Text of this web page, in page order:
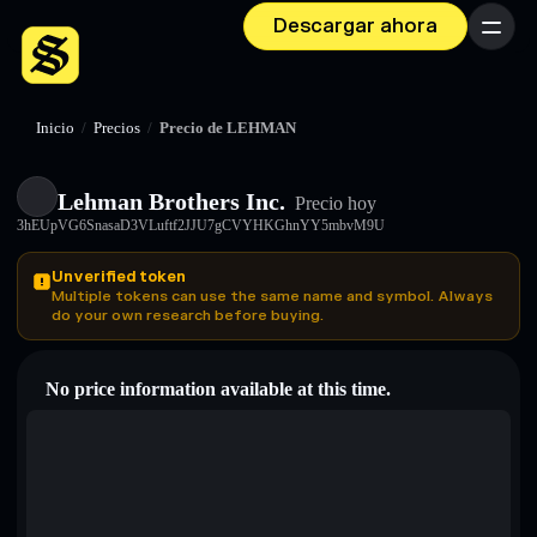
Descargar ahora Menú
Inicio / Precios / Precio de LEHMAN
Lehman Brothers Inc. Precio hoy
3hEUpVG6SnasaD3VLuftf2JJU7gCVYHKGhnYY5mbvM9U
Unverified token
Multiple tokens can use the same name and symbol. Always
do your own research before buying.
No price information available at this time.